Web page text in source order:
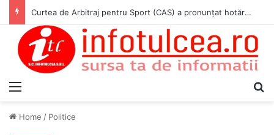
Curtea de Arbitraj pentru Sport (CAS) a pronunțat hotărârea în cauza WADA v. ANAD & Matei Cosmin Gabriel
Home / Politice